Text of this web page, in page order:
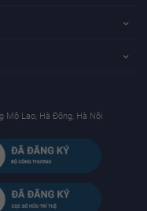
Mộ Lao, Hà Đông, Hà Nội